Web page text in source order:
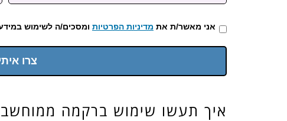
אני מאשר/ת את מדיניות הפרטיות ומסכים/ה לשימוש
צרו
איך תעשו שימוש ברקמה